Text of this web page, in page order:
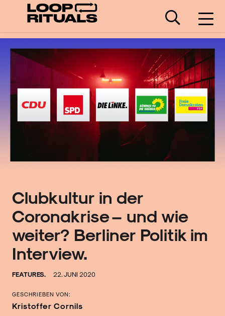
Clubkultur in der
Coronakrise – und wie
weiter? Berliner Politik im
Interview.
FEATURES. 22. JUNI 2020
GESCHRIEBEN VON:
Kristoffer Cornils